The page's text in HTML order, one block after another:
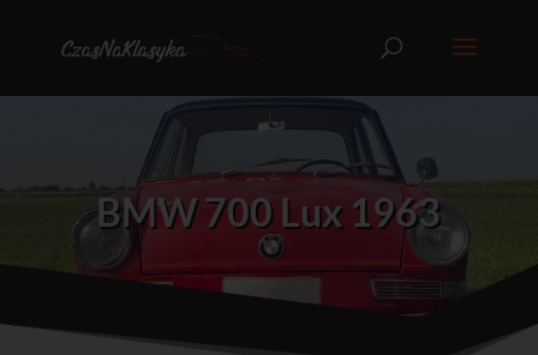
BMW 700 Lux 1963